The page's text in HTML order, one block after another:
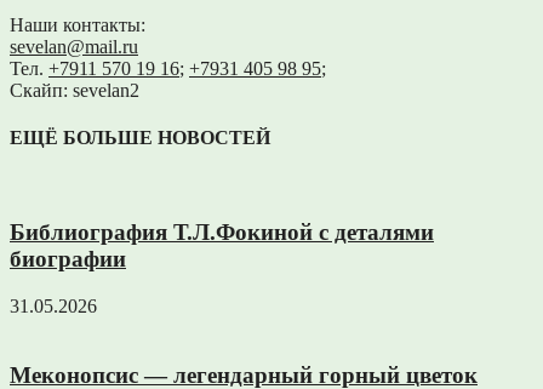
Наши контакты:
sevelan@mail.ru
Тел. +7911 570 19 16; +7931 405 98 95;
Скайп: sevelan2
ЕЩЁ БОЛЬШЕ НОВОСТЕЙ
Библиография Т.Л.Фокиной с деталями
биографии
31.05.2026
Меконопсис — легендарный горный цветок